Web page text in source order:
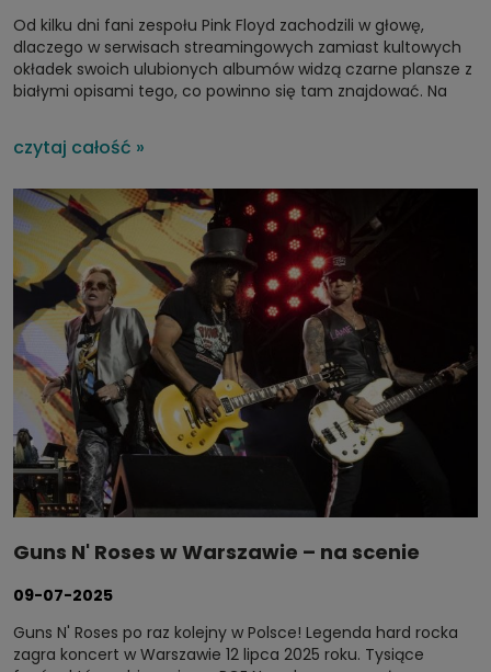
Od kilku dni fani zespołu Pink Floyd zachodzili w głowę,
dlaczego w serwisach streamingowych zamiast kultowych
okładek swoich ulubionych albumów widzą czarne plansze z
białymi opisami tego, co powinno się tam znajdować. Na
przemyślaną akcja marketingową związaną z 50. rocznicą
legendarnego albumu "Wish You Were Here".
czytaj całość »
Guns N' Roses w Warszawie – na scenie
09-07-2025
Guns N' Roses po raz kolejny w Polsce! Legenda hard rocka
zagra koncert w Warszawie 12 lipca 2025 roku. Tysiące